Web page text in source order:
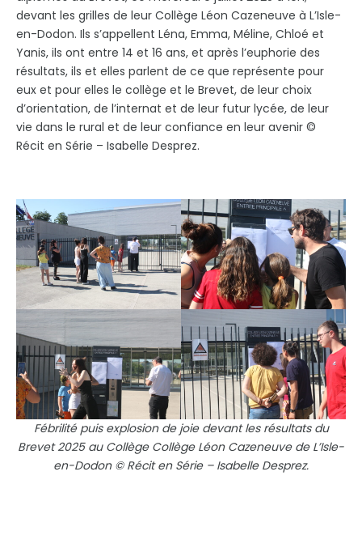
devant les grilles de leur Collège Léon Cazeneuve à L’Isle-
en-Dodon. Ils s’appellent Léna, Emma, Méline, Chloé et
Yanis, ils ont entre 14 et 16 ans, et après l’euphorie des
résultats, ils et elles parlent de ce que représente pour
eux et pour elles le collège et le Brevet, de leur choix
d’orientation, de l’internat et de leur futur lycée, de leur
vie dans le rural et de leur confiance en leur avenir ©
Récit en Série – Isabelle Desprez.
Fébrilité puis explosion de joie devant les résultats du
Brevet 2025 au Collège Collège Léon Cazeneuve de L’Isle-
en-Dodon © Récit en Série – Isabelle Desprez.